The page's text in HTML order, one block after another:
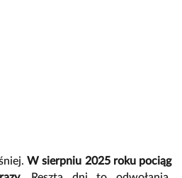
W sierpniu 2025 roku pociąg